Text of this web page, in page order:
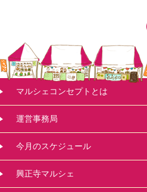
マルシェコンセプトとは
運営事務局
今月のスケジュール
興正寺マルシェ